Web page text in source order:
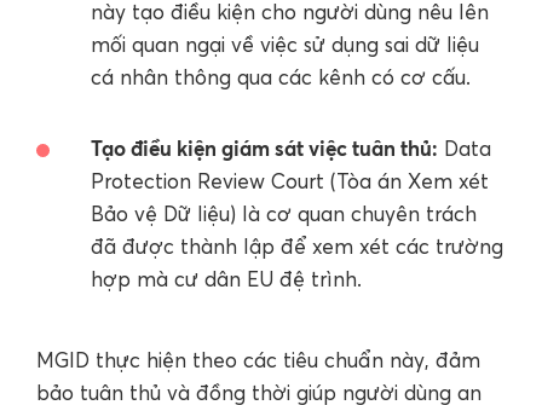
này tạo điều kiện cho người dùng nêu lên
mối quan ngại về việc sử dụng sai dữ liệu
cá nhân thông qua các kênh có cơ cấu.
Tạo điều kiện giám sát việc tuân thủ: Data
Protection Review Court (Tòa án Xem xét
Bảo vệ Dữ liệu) là cơ quan chuyên trách
đã được thành lập để xem xét các trường
hợp mà cư dân EU đệ trình.
MGID thực hiện theo các tiêu chuẩn này, đảm
bảo tuân thủ và đồng thời giúp người dùng an